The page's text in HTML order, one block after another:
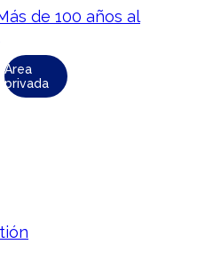
Área
privada